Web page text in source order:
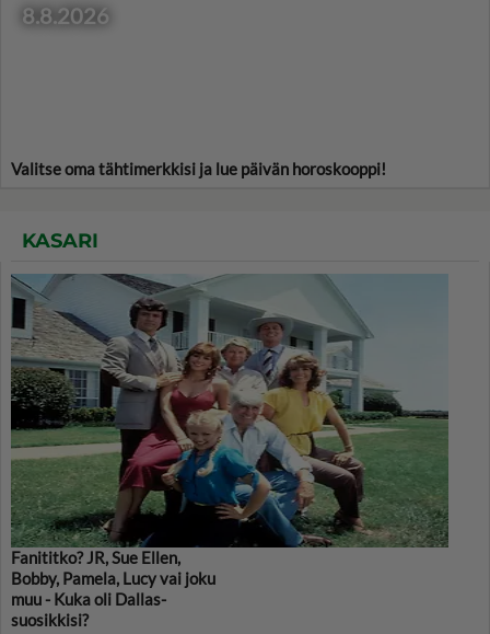
8.8.2026
Valitse oma tähtimerkkisi ja lue päivän horoskooppi!
KASARI
Fanititko? JR, Sue Ellen,
Bobby, Pamela, Lucy vai joku
muu - Kuka oli Dallas-
suosikkisi?